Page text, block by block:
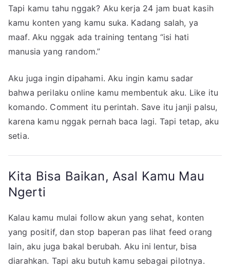
Tapi kamu tahu nggak? Aku kerja 24 jam buat kasih
kamu konten yang kamu suka. Kadang salah, ya
maaf. Aku nggak ada training tentang “isi hati
manusia yang random.”
Aku juga ingin dipahami. Aku ingin kamu sadar
bahwa perilaku online kamu membentuk aku. Like itu
komando. Comment itu perintah. Save itu janji palsu,
karena kamu nggak pernah baca lagi. Tapi tetap, aku
setia.
Kita Bisa Baikan, Asal Kamu Mau
Ngerti
Kalau kamu mulai follow akun yang sehat, konten
yang positif, dan stop baperan pas lihat feed orang
lain, aku juga bakal berubah. Aku ini lentur, bisa
diarahkan. Tapi aku butuh kamu sebagai pilotnya.